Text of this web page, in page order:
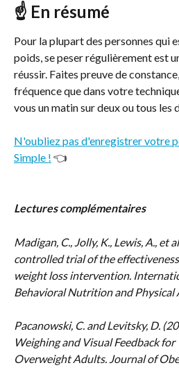
☝️ En résumé
Pour la plupart des personnes qui
poids, se peser régulièrement est
réussir. Faites preuve de
fréquence que dans votre
vous un matin sur deux ou tous les
N'oubliez pas d'enregistrer votre
Simple ! 👈
Lectures complémentaires
Madigan, C., Jolly, K., Lewis, A., et
controlled trial of the
weight loss intervention.
Behavioral Nutrition and Physical
Pacanowski, C. and Levitsky, D.
Weighing and Visual Feedback
Overweight Adults. Journal of